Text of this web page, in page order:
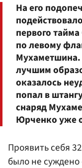
На его
первого тайма
по левому
Мухаметшина
лучшим
оказалось
попал в
снаряд
Юрченкоуже
Проявить себя
было не